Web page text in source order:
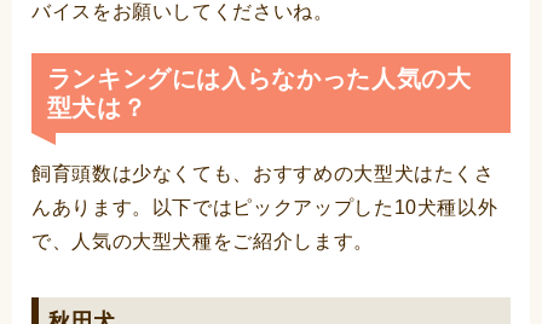
バイスをお願いしてくださいね。
ランキングには入らなかった人気の大
型犬は？
飼育頭数は少なくても、おすすめの大型犬はたくさ
んあります。以下ではピックアップした10犬種以外
で、人気の大型犬種をご紹介します。